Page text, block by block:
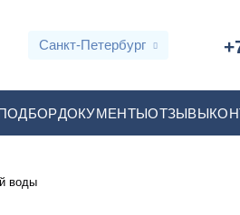
Санкт-Петербург
ДОКУМЕНТЫОТЗЫВЫ
воды